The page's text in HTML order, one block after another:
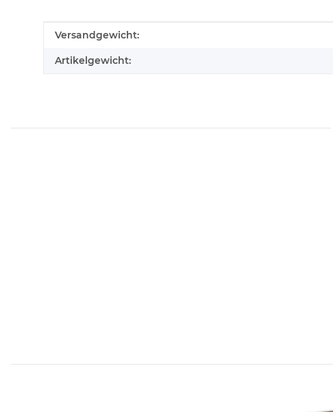
Produkteigenschaft
Wert
Versandgewicht:
Artikelgewicht: